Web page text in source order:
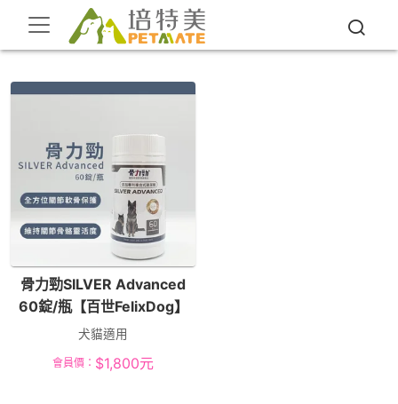
骨力勁SILVER Advanced
60錠/瓶【百世FelixDog】
犬貓適用
會員價： $1,800元